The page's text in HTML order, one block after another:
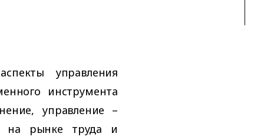
управления
инструмента
управление –
на рынке труда и